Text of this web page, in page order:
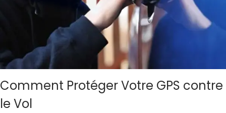
Comment Protéger Votre GPS contre
le Vol